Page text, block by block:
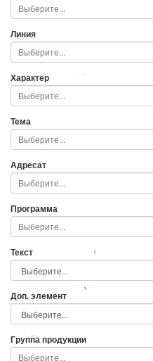
Линия
Характер
Тема
Адресат
Программа
Текст
Доп. элемент
Группа продукции